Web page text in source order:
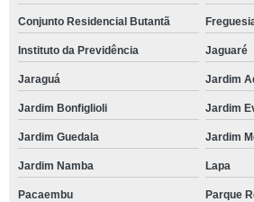
Conjunto Residencial Butantã
Instituto da Previdência Jaguaré
Jaraguá Jardim
Jardim Bonfiglioli Jardim
Jardim Guedala Jardim
Jardim Namba Lapa
Pacaembu Parque